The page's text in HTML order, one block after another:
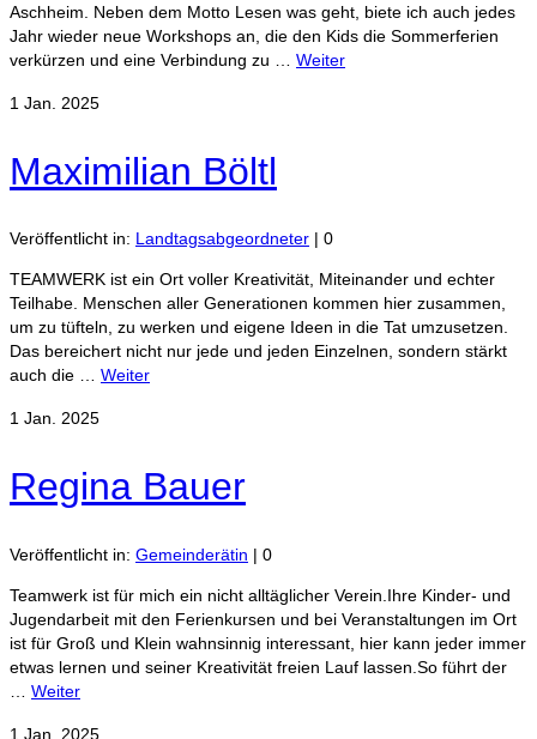
Aschheim. Neben dem Motto Lesen was geht, biete ich auch jedes
Jahr wieder neue Workshops an, die den Kids die Sommerferien
verkürzen und eine Verbindung zu … Weiter
1 Jan. 2025
Maximilian Böltl
Veröffentlicht in: Landtagsabgeordneter | 0
TEAMWERK ist ein Ort voller Kreativität, Miteinander und echter
Teilhabe. Menschen aller Generationen kommen hier zusammen,
um zu tüfteln, zu werken und eigene Ideen in die Tat umzusetzen.
Das bereichert nicht nur jede und jeden Einzelnen, sondern stärkt
auch die … Weiter
1 Jan. 2025
Regina Bauer
Veröffentlicht in: Gemeinderätin | 0
Teamwerk ist für mich ein nicht alltäglicher Verein.Ihre Kinder- und
Jugendarbeit mit den Ferienkursen und bei Veranstaltungen im Ort
ist für Groß und Klein wahnsinnig interessant, hier kann jeder immer
etwas lernen und seiner Kreativität freien Lauf lassen.So führt der
Weiter
1 Jan. 2025